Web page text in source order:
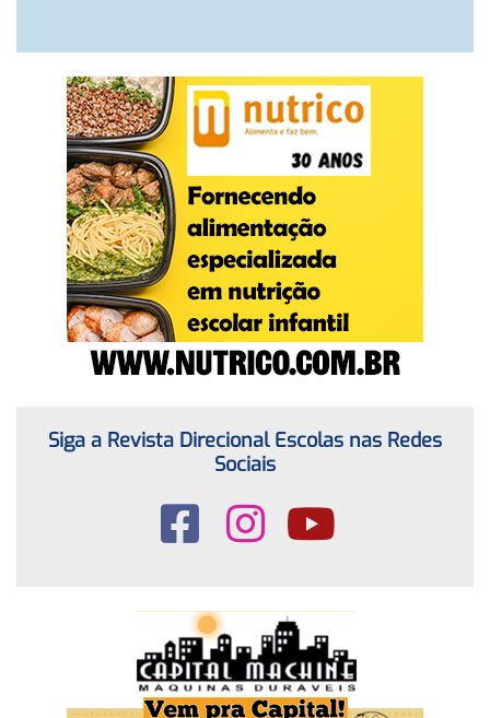
Siga a Revista Direcional Escolas nas Redes
Sociais